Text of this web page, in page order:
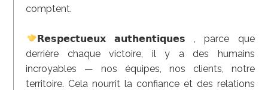
comptent.
𝗥𝗲𝘀𝗽𝗲𝗰𝘁𝘂𝗲𝘂𝘅 𝗮𝘂𝘁𝗵𝗲𝗻𝘁𝗶𝗾𝘂𝗲𝘀 , parce que
derrière chaque victoire, il y a des humains
incroyables — nos équipes, nos clients, notre
territoire. Cela nourrit la confiance et des relations